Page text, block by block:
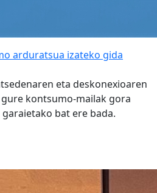
arduratsua izateko gida
eta deskonexioaren
kontsumo-mailak gora
bat ere bada.